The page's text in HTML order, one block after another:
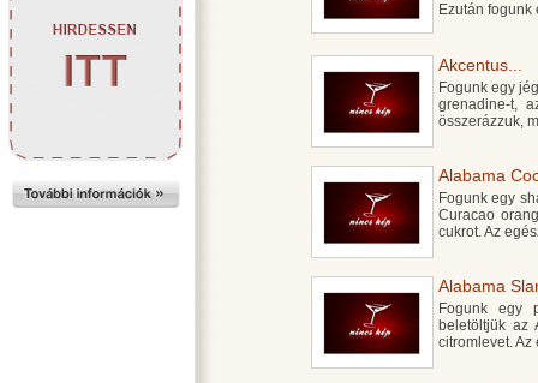
Ezután
Akcentus...
Fogunk egy
grenadine-t,
összerázzuk,
Alabama
Fogunk egy
Curacao
cukrot. Az
Alabama
Fogunk egy
beletöltjük az
citromlevet.